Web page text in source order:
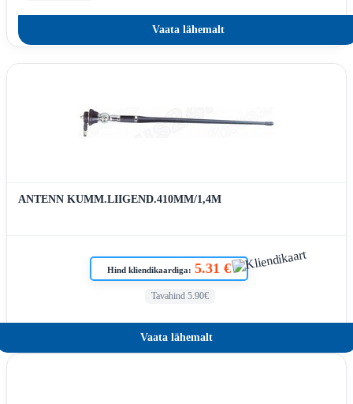
Vaata lähemalt
ANTENN KUMM.LIIGEND.410MM/1,4M
Hind kliendikaardiga: 5.31 €
Tavahind 5.90€
Vaata lähemalt